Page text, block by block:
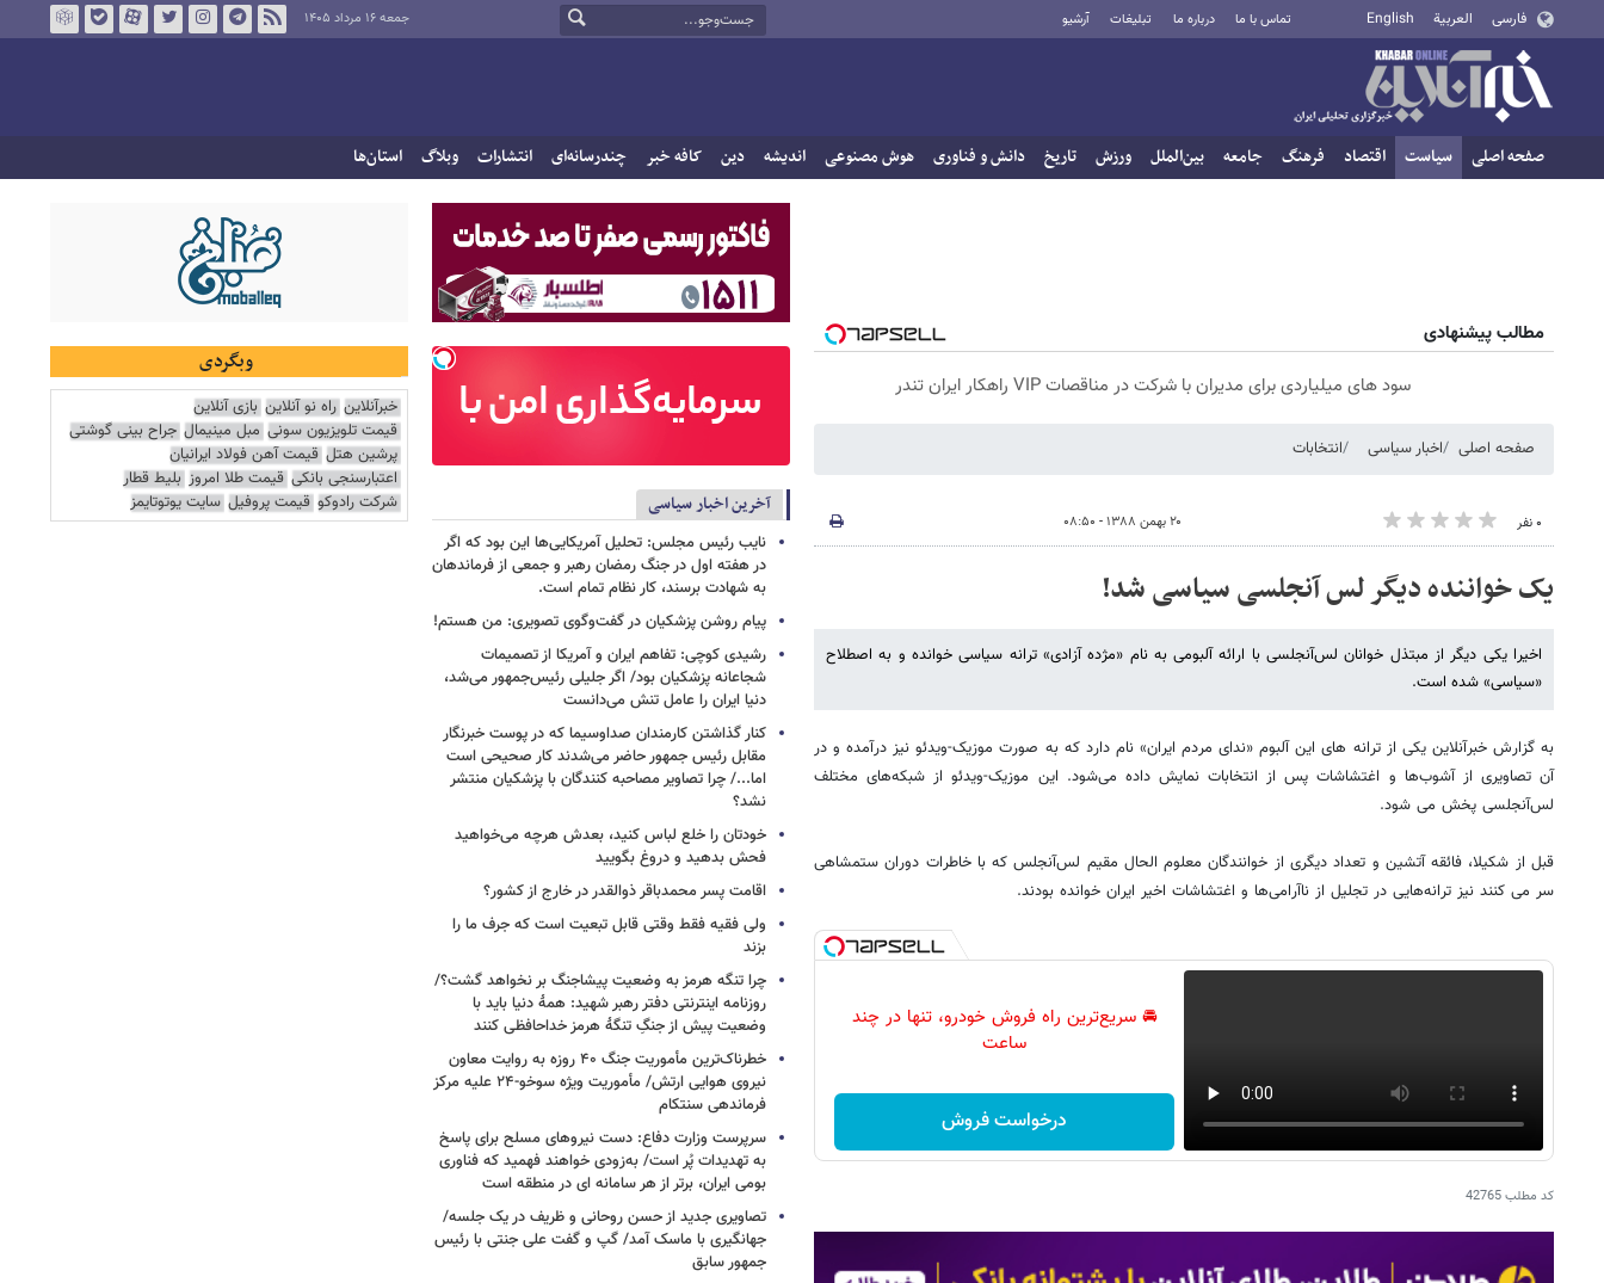
فارسی العربية English تماس با ما درباره ما تبلیغات آرشیو جمعه ۱۶ مرداد ۱۴۰۵
صفحه اصلی سیاست اقتصاد فرهنگ جامعه بین‌الملل ورزش تاریخ دانش و فناوری هوش مصنوعی اندیشه دین کافه خبر چندرسانه‌ای انتشارات وبلاگ استان‌ها
مطالب پیشنهادی
سود های میلیاردی برای مدیران با شرکت در مناقصات VIP راهکار ایران تندر
صفحه اصلی اخبار سیاسی انتخابات
۰ نفر ۲۰ بهمن ۱۳۸۸ - ۰۸:۵۰
یک خواننده دیگر لس آنجلسی سیاسی شد!
اخیرا یکی دیگر از مبتذل خوانان لس‌آنجلسی با ارائه آلبومی به نام «مژده آزادی» ترانه سیاسی خوانده و به اصطلاح
«سیاسی» شده است.
به گزارش خبرآنلاین یکی از ترانه های این آلبوم «ندای مردم ایران» نام دارد که به صورت موزیک-ویدئو نیز درآمده و در
آن تصاویری از آشوب‌ها و اغتشاشات پس از انتخابات نمایش داده می‌شود. این موزیک-ویدئو از شبکه‌های مختلف
لس‌آنجلسی پخش می شود.
قبل از شکیلا، فائقه آتشین و تعداد دیگری از خوانندگان معلوم الحال مقیم لس‌آنجلس که با خاطرات دوران ستمشاهی
سر می کنند نیز ترانه‌هایی در تجلیل از ناآرامی‌ها و اغتشاشات اخیر ایران خوانده بودند.
🚘 سریع‌ترین راه فروش خودرو، تنها در چند
ساعت
درخواست فروش
کد مطلب42765
آخرین اخبار سیاسی
نایب رئیس مجلس: تحلیل آمریکایی‌ها این بود که اگر
در هفته اول در جنگ رمضان رهبر و جمعی از فرماندهان
به شهادت برسند، کار نظام تمام است.
پیام روشن پزشکیان در گفت‌وگوی تصویری: من هستم!
رشیدی کوچی: تفاهم ایران و آمریکا از تصمیمات
شجاعانه پزشکیان بود/ اگر جلیلی رئیس‌جمهور می‌شد،
دنیا ایران را عامل تنش می‌دانست
کنار گذاشتن کارمندان صداوسیما که در پوست خبرنگار
مقابل رئیس جمهور حاضر می‌شدند کار صحیحی است
اما.../ چرا تصاویر مصاحبه کنندگان با پزشکیان منتشر
نشد؟
خودتان را خلع لباس کنید، بعدش هرچه می‌خواهید
فحش بدهید و دروغ بگویید
اقامت پسر محمدباقر ذوالقدر در خارج از کشور؟
ولی فقیه فقط وقتی قابل تبعیت است که جرف ما را
بزند
چرا تنگه هرمز به وضعیت پیشاجنگ بر نخواهد گشت؟/
روزنامه اینترنتی دفتر رهبر شهید: همۀ دنیا باید با
وضعیت پیش از جنگِ تنگۀ هرمز خداحافظی کنند
خطرناک‌ترین مأموریت جنگ ۴۰ روزه به روایت معاون
نیروی هوایی ارتش/ مأموریت ویژه سوخو-۲۴ علیه مرکز
فرماندهی سنتکام
سرپرست وزارت دفاع: دست نیروهای مسلح برای پاسخ
به تهدیدات پُر است/ به‌زودی خواهند فهمید که فناوری
بومی ایران، برتر از هر سامانه ای در منطقه است
تصاویری جدید از حسن روحانی و ظریف در یک جلسه/
جهانگیری با ماسک آمد/ گپ و گفت علی جنتی با رئیس
جمهور سابق
وبگردی
خبرآنلاین راه نو آنلاین بازی آنلاین
قیمت تلویزیون سونی مبل مینیمال جراح بینی گوشتی
پرشین هتل قیمت آهن فولاد ایرانیان
اعتبارسنجی بانکی قیمت طلا امروز بلیط قطار
شرکت رادوکو قیمت پروفیل سایت یوتوتایمز